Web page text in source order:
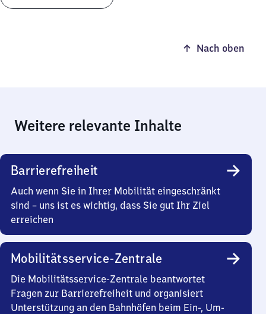
Nach oben
Weitere relevante Inhalte
Barrierefreiheit
Auch wenn Sie in Ihrer Mobilität eingeschränkt
sind – uns ist es wichtig, dass Sie gut Ihr Ziel
erreichen
Mobilitätsservice-Zentrale
Die Mobilitätsservice-Zentrale beantwortet
Fragen zur Barrierefreiheit und organisiert
Unterstützung an den Bahnhöfen beim Ein-, Um-